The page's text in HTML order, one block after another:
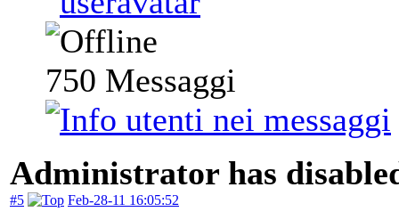
750 Messaggi
Administrator has
#5 Feb-28-11 16:05:52